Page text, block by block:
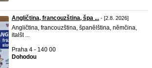
Angličtina, francouzština, špa ... - [2.8. 2026]
Angličtina, francouzština, španělština, němčina,
italšt ...
Praha 4 - 140 00
Dohodou